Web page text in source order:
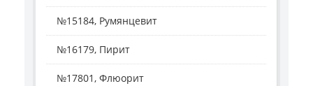
№15184, Румянцевит
№16179, Пирит
№17801, Флюорит